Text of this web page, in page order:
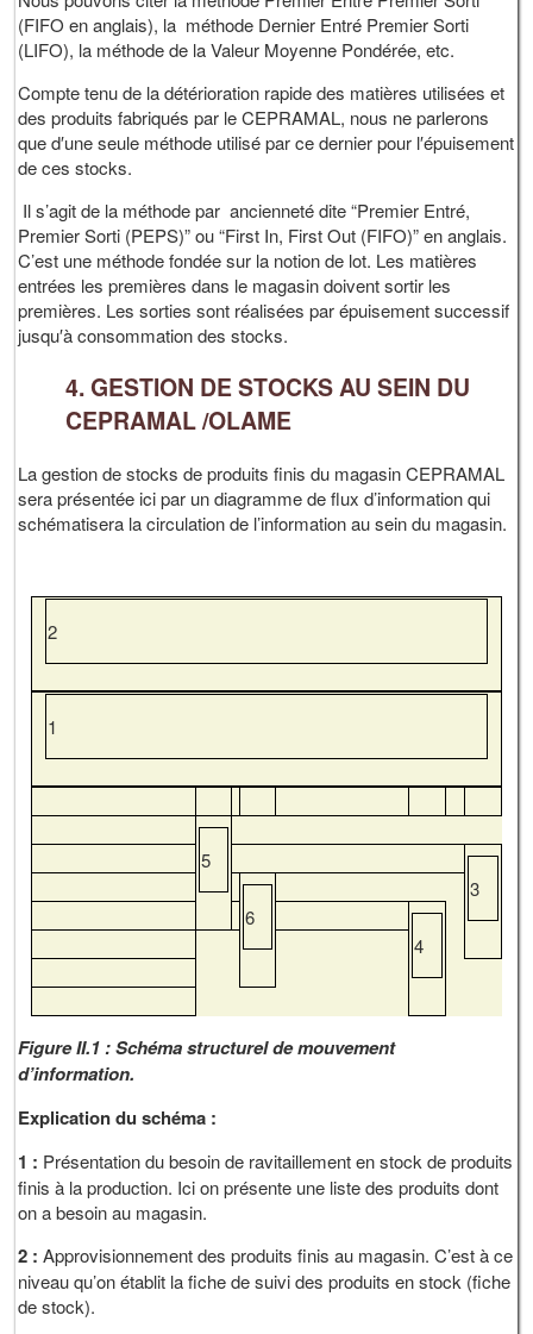
(FIFO en anglais), la méthode Dernier Entré Premier Sorti
(LIFO), la méthode de la Valeur Moyenne Pondérée, etc.
Compte tenu de la détérioration rapide des matières utilisées et
des produits fabriqués par le CEPRAMAL, nous ne parlerons
que d′une seule méthode utilisé par ce dernier pour l′épuisement
de ces stocks.
Il s’agit de la méthode par ancienneté dite “Premier Entré,
Premier Sorti (PEPS)” ou “First In, First Out (FIFO)” en anglais.
C’est une méthode fondée sur la notion de lot. Les matières
entrées les premières dans le magasin doivent sortir les
premières. Les sorties sont réalisées par épuisement successif
jusqu′à consommation des stocks.
4. GESTION DE STOCKS AU SEIN DU
CEPRAMAL /OLAME
La gestion de stocks de produits finis du magasin CEPRAMAL
sera présentée ici par un diagramme de flux d’information qui
schématisera la circulation de l’information au sein du magasin.
2
1
5
3
6
4
Figure II.1 : Schéma structurel de mouvement
d’information.
Explication du schéma :
1 : Présentation du besoin de ravitaillement en stock de produits
finis à la production. Ici on présente une liste des produits dont
on a besoin au magasin.
2 : Approvisionnement des produits finis au magasin. C’est à ce
niveau qu’on établit la fiche de suivi des produits en stock (fiche
de stock).